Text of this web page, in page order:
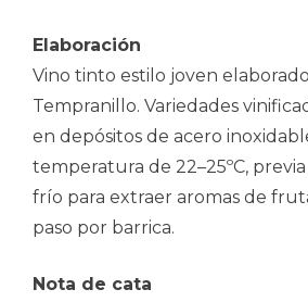
Elaboración
Vino tinto estilo joven
Tempranillo. Variedades
en depósitos de acero
temperatura de 22–25ºC,
frío para extraer aromas de
paso por barrica.
Nota de cata